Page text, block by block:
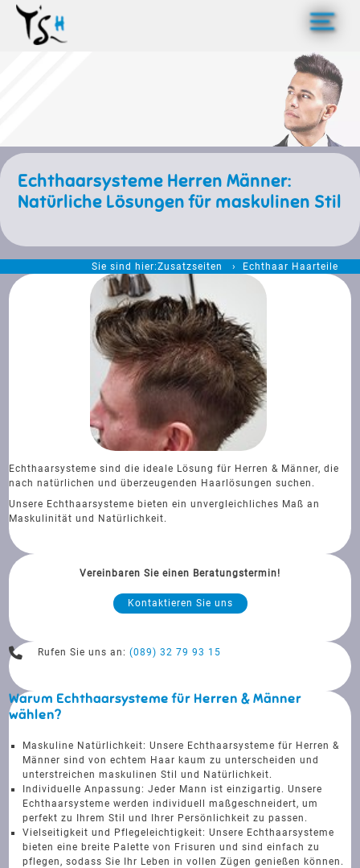
>
Echthaarsysteme Herren Männer:
Natürliche Lösungen für maskulinen Stil
Sie sind hier:Zusatzseiten Echthaar Haarteile
Echthaarsysteme sind die ideale Lösung für Herren & Männer, die
nach natürlichen und überzeugenden Haarlösungen suchen.
Unsere Echthaarsysteme bieten ein unvergleichliches Maß an
Maskulinität und Natürlichkeit.
Vereinbaren Sie einen Beratungstermin!
Kontaktieren Sie uns
Rufen Sie uns an:(089) 32 79 93 15
Warum Echthaarsysteme für Herren & Männer
wählen?
Maskuline Natürlichkeit: Unsere Echthaarsysteme für Herren &
Männer sind von echtem Haar kaum zu unterscheiden und
unterstreichen maskulinen Stil und Natürlichkeit.
Individuelle Anpassung: Jeder Mann ist einzigartig. Unsere
Echthaarsysteme werden individuell maßgeschneidert, um
perfekt zu Ihrem Stil und Ihrer Persönlichkeit zu passen.
Vielseitigkeit und Pflegeleichtigkeit: Unsere Echthaarsysteme
bieten eine breite Palette von Frisuren und sind einfach zu
pflegen, sodass Sie Ihr Leben in vollen Zügen genießen können.